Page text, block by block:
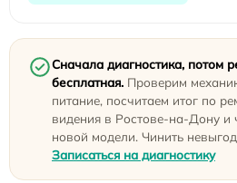
Сначала диагностика, потом
бесплатная. Проверим
питание, посчитаем итог по
видения в Ростове-на-Дону и
новой модели. Чинить
Записаться на диагностику